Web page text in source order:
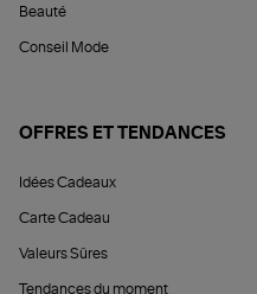
Beauté
Conseil Mode
OFFRES ET TENDANCES
Idées Cadeaux
Carte Cadeau
Valeurs Sûres
Tendances du moment